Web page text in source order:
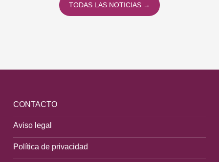
TODAS LAS NOTICIAS →
CONTACTO
Aviso legal
Política de privacidad